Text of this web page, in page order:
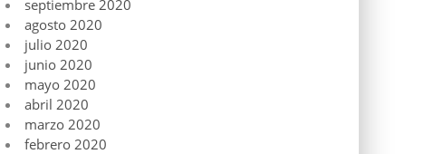
septiembre 2020
agosto 2020
julio 2020
junio 2020
mayo 2020
abril 2020
marzo 2020
febrero 2020